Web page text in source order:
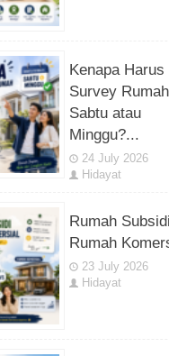
Kenapa Harus
Survey Rumah
Sabtu atau
Minggu?...
24 July 2026
Hidayat
Rumah
Rumah
23 July 2026
Hidayat